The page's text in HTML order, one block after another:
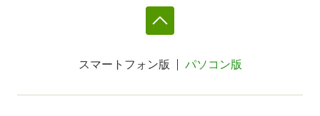
スマートフォン版 パソコン版